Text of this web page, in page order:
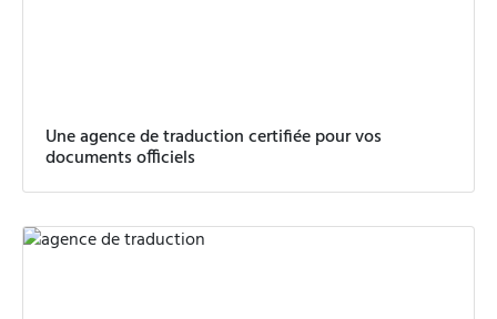
Une agence de traduction certifiée pour vos
documents officiels